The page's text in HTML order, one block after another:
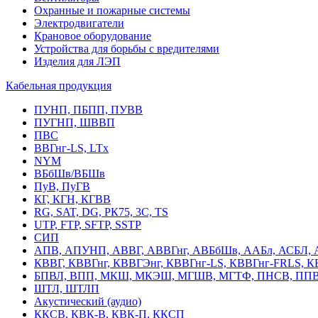
Охранные и пожарные системы
Электродвигатели
Крановое оборудование
Устройства для борьбы с вредителями
Изделия для ЛЭП
Кабельная продукция
ПУНП, ПБПП, ПУВВ
ПУГНП, ШВВП
ПВС
ВВГнг-LS, LTx
NYM
ВБбШв/ВБШв
ПуВ, ПуГВ
КГ, КГН, КГВВ
RG, SAT, DG, РК75, 3С, TS
UTP, FTP, SFTP, SSTP
СИП
АПВ, АПУНП, АВВГ, АВВГнг, АВБбШв, ААБл, АСБЛ,
КВВГ, КВВГнг, КВВГЭнг, КВВГнг-LS, КВВГнг-FRLS,
БПВЛ, ВПП, МКШ, МКЭШ, МГШВ, МГТФ, ПНСВ,
ШТЛ, ШТЛП
Акустический (аудио)
ККСВ, КВК-В, КВК-П, ККСП